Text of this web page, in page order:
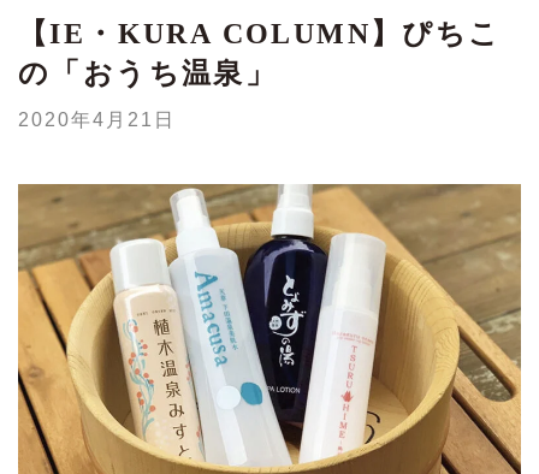
【IE・KURA COLUMN】ぴちこ
の「おうち温泉」
2020年4月21日